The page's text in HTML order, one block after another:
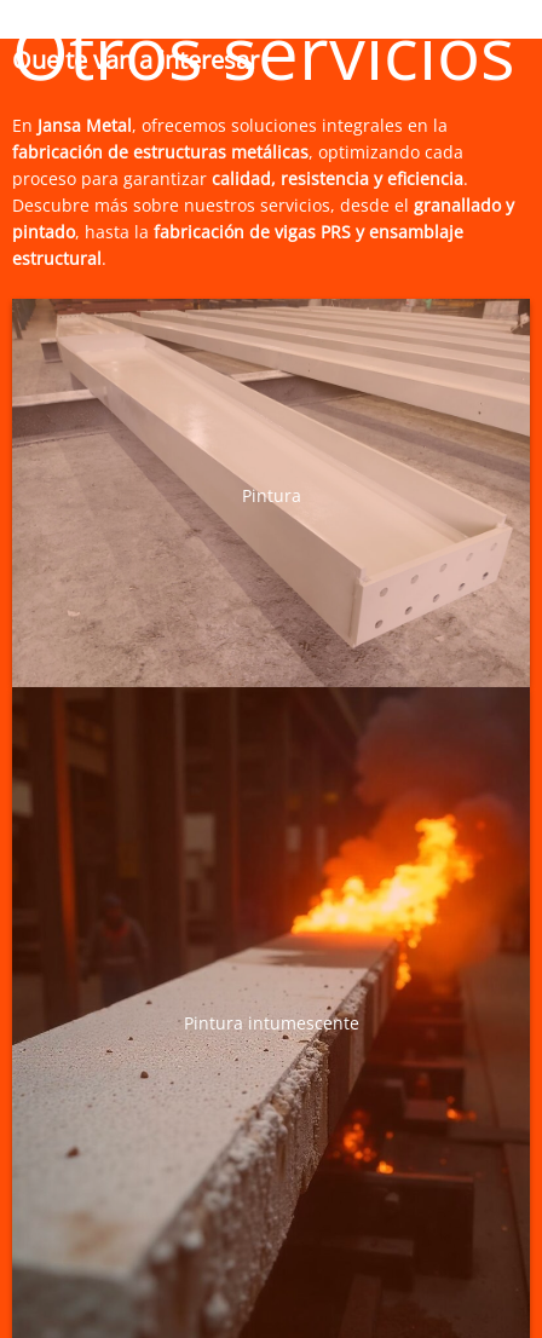
Otros servicios
Que te van a interesar
En Jansa Metal, ofrecemos soluciones integrales en la
fabricación de estructuras metálicas, optimizando cada
proceso para garantizar calidad, resistencia y eficiencia.
Descubre más sobre nuestros servicios, desde el granallado y
pintado, hasta la fabricación de vigas PRS y ensamblaje
estructural.
Pintura
Pintura intumescente